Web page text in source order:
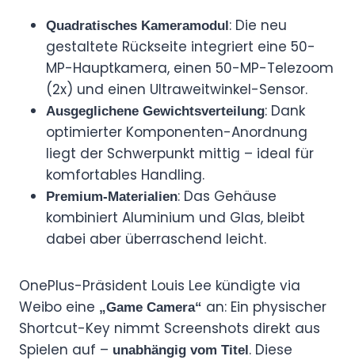
Quadratisches Kameramodul: Die neu
gestaltete Rückseite integriert eine 50-
MP-Hauptkamera, einen 50-MP-Telezoom
(2x) und einen Ultraweitwinkel-Sensor.
Ausgeglichene Gewichtsverteilung: Dank
optimierter Komponenten-Anordnung
liegt der Schwerpunkt mittig – ideal für
komfortables Handling.
Premium-Materialien: Das Gehäuse
kombiniert Aluminium und Glas, bleibt
dabei aber überraschend leicht.
OnePlus-Präsident Louis Lee kündigte via
Weibo eine „Game Camera“ an: Ein physischer
Shortcut-Key nimmt Screenshots direkt aus
Spielen auf – unabhängig vom Titel. Diese